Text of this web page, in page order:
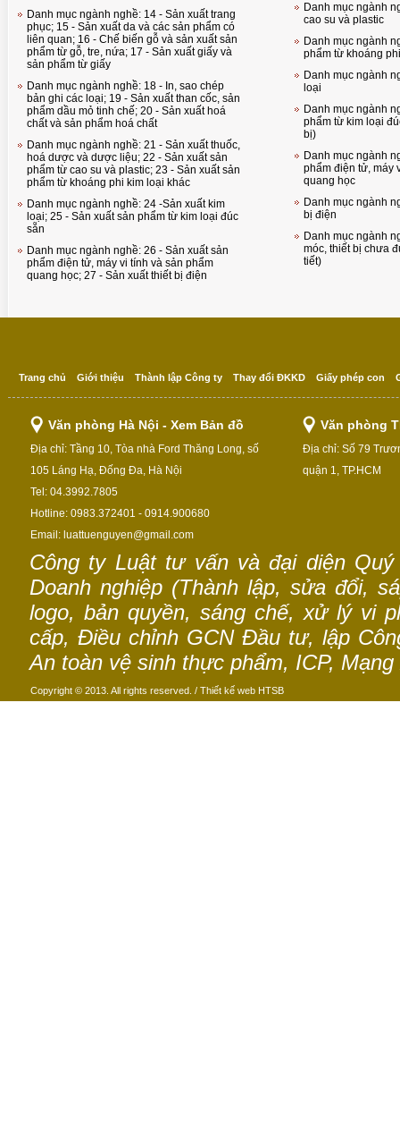
Danh mục ngành nghề: 14 - Sản xuất trang
phục; 15 - Sản xuất da và các sản phẩm có
liên quan; 16 - Chế biến gỗ và sản xuất sản
phẩm từ gỗ, tre, nứa; 17 - Sản xuất giấy và
sản phẩm từ giấy
Danh mục ngành nghề: 18 - In, sao chép
bản ghi các loại; 19 - Sản xuất than cốc, sản
phẩm dầu mỏ tinh chế; 20 - Sản xuất hoá
chất và sản phẩm hoá chất
Danh mục ngành nghề: 21 - Sản xuất thuốc,
hoá dược và dược liệu; 22 - Sản xuất sản
phẩm từ cao su và plastic; 23 - Sản xuất sản
phẩm từ khoáng phi kim loại khác
Danh mục ngành nghề: 24 -Sản xuất kim
loại; 25 - Sản xuất sản phẩm từ kim loại đúc
sẵn
Danh mục ngành nghề: 26 - Sản xuất sản
phẩm điện tử, máy vi tính và sản phẩm
quang học; 27 - Sản xuất thiết bị điện
Danh mục ngành
cao su và plastic
Danh mục ngành
phẩm từ khoáng
Danh mục ngành
loại
Danh mục ngành
phẩm từ kim loại
bị)
Danh mục ngành
phẩm điện tử, máy
quang học
Danh mục ngành
bị điện
Danh mục ngành
móc, thiết bị chưa
tiết)
Trang chủ Giới thiệu Thành lập Công ty Thay đổi ĐKKD Giấy phép con
Văn phòng Hà Nội - Xem Bản đồ
Địa chỉ: Tầng 10, Tòa nhà Ford Thăng Long, số
105 Láng Hạ, Đống Đa, Hà Nội
Tel: 04.3992.7805
Hotline: 0983.372401 - 0914.900680
Email: luattuenguyen@gmail.com
Văn phòng
Địa chỉ: Số 79
quận 1, TP.HCM
Công ty Luật tư vấn và đại diện
Doanh nghiệp (Thành lập, sửa đổi,
logo, bản quyền, sáng chế, xử lý vi
cấp, Điều chỉnh GCN Đầu tư, lập
An toàn vệ sinh thực phẩm, ICP,
Copyright © 2013. All rights reserved. / Thiết kế web HTSB